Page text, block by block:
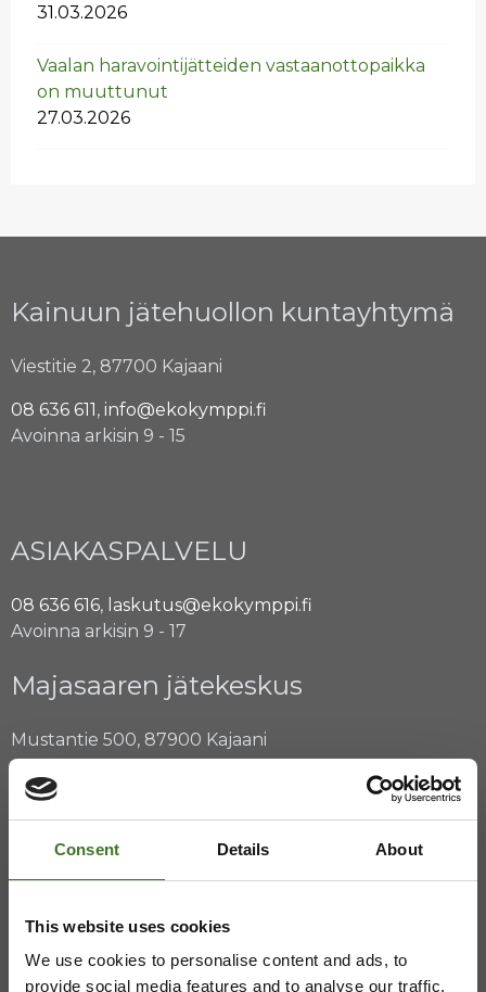
Consent Details About
This website uses cookies
We use cookies to personalise content and ads, to
provide social media features and to analyse our traffic.
31.03.2026
Vaa­lan ha­ra­voin­ti­jät­tei­den vas­taan­ot­to­paik­ka
on muut­tu­nut
27.03.2026
Kainuun jätehuollon kuntayhtymä
Viestitie 2, 87700 Kajaani
08 636 611, info@ekokymppi.fi
Avoinna arkisin 9 - 15
ASIAKASPALVELU
08 636 616, laskutus@ekokymppi.fi
Avoinna arkisin 9 - 17
Majasaaren jätekeskus
Mustantie 500, 87900 Kajaani
044 710 0425
Saavutettavuusseloste Tietosuojaselosteita